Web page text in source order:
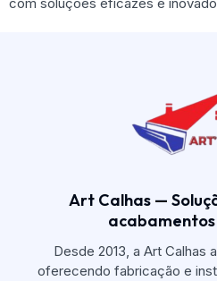
Art Calhas —
Desde 2013, a Art Calhas
oferecendo fabricação e